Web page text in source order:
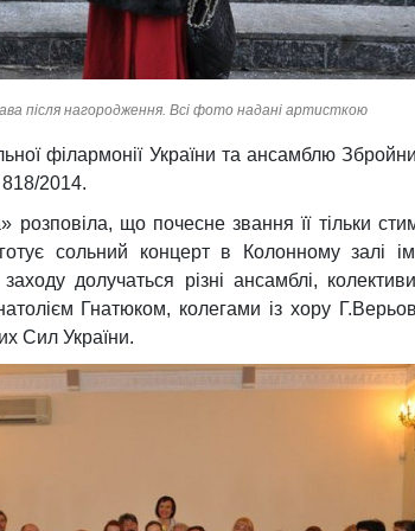
після нагородження. Всі фото надані артисткою
філармонії України та ансамблю
2014.
розповіла, що почесне звання її тільки
сольний концерт в Колонному залі
долучаться різні ансамблі,
Гнатюком, колегами із хору
Сил України.